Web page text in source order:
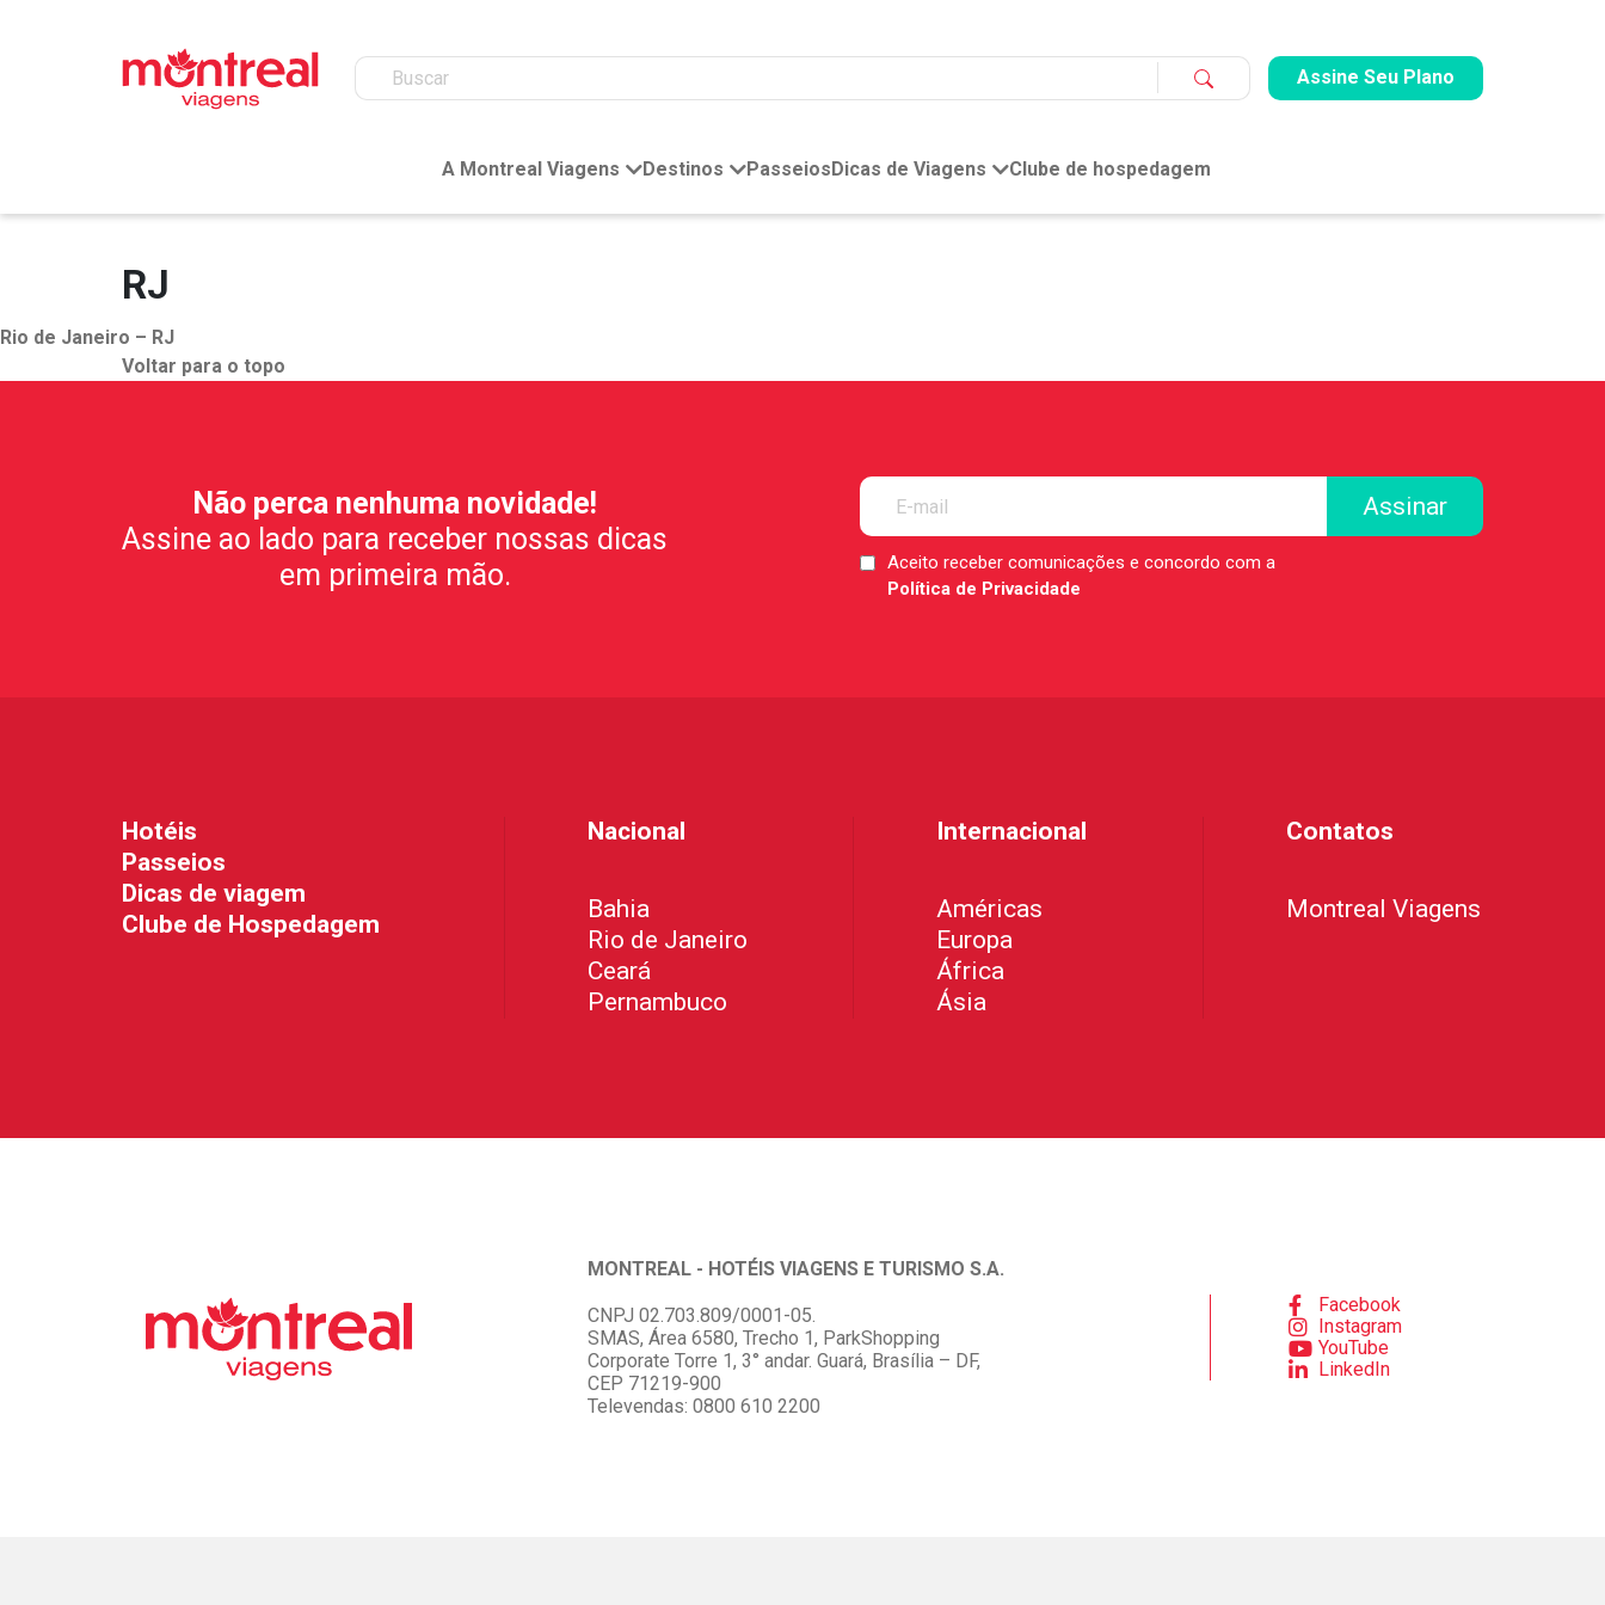
Assine Seu Plano
A Montreal Viagens Destinos Passeios Dicas de Viagens Clube de hospedagem
RJ
Rio de Janeiro – RJ
Voltar para o topo
Não perca nenhuma novidade!
Assine ao lado para receber nossas dicas
em primeira mão.
LGPDAceito receber comunicações e concordo com a
Política de Privacidade
Hotéis
Passeios
Dicas de viagem
Clube de Hospedagem
Nacional
Bahia
Rio de Janeiro
Ceará
Pernambuco
Internacional
Américas
Europa
África
Ásia
Contatos
Montreal Viagens
MONTREAL - HOTÉIS VIAGENS E TURISMO S.A.
CNPJ 02.703.809/0001-05.
SMAS, Área 6580, Trecho 1, ParkShopping
Corporate Torre 1, 3° andar. Guará, Brasília – DF,
CEP 71219-900
Televendas: 0800 610 2200
Facebook
Instagram
YouTube
LinkedIn